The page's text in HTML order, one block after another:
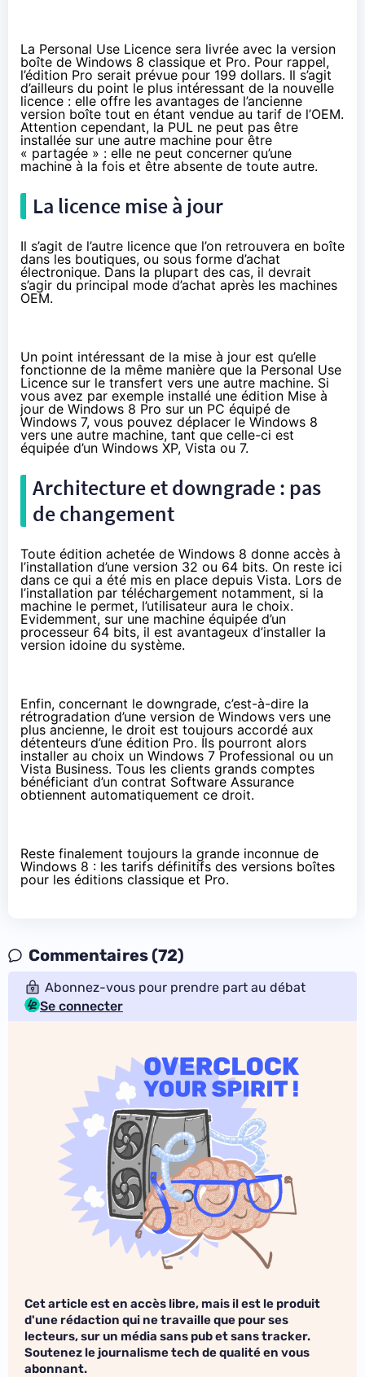
La Personal Use Licence sera livrée avec la version
boîte de Windows 8 classique et Pro. Pour rappel,
l’édition Pro serait prévue pour 199 dollars. Il s’agit
d’ailleurs du point le plus intéressant de la nouvelle
licence : elle offre les avantages de l’ancienne
version boîte tout en étant vendue au tarif de l’OEM.
Attention cependant, la PUL ne peut pas être
installée sur une autre machine pour être
« partagée » : elle ne peut concerner qu’une
machine à la fois et être absente de toute autre.
La licence mise à jour
Il s’agit de l’autre licence que l’on retrouvera en boîte
dans les boutiques, ou sous forme d’achat
électronique. Dans la plupart des cas, il devrait
s’agir du principal mode d’achat après les machines
OEM.
Un point intéressant de la mise à jour est qu’elle
fonctionne de la même manière que la Personal Use
Licence sur le transfert vers une autre machine. Si
vous avez par exemple installé une édition Mise à
jour de Windows 8 Pro sur un PC équipé de
Windows 7, vous pouvez déplacer le Windows 8
vers une autre machine, tant que celle-ci est
équipée d’un Windows XP, Vista ou 7.
Architecture et downgrade : pas
de changement
Toute édition achetée de Windows 8 donne accès à
l’installation d’une version 32 ou 64 bits. On reste ici
dans ce qui a été mis en place depuis Vista. Lors de
l’installation par téléchargement notamment, si la
machine le permet, l’utilisateur aura le choix.
Evidemment, sur une machine équipée d’un
processeur 64 bits, il est avantageux d’installer la
version idoine du système.
Enfin, concernant le downgrade, c’est-à-dire la
rétrogradation d’une version de Windows vers une
plus ancienne, le droit est toujours accordé aux
détenteurs d’une édition Pro. Ils pourront alors
installer au choix un Windows 7 Professional ou un
Vista Business. Tous les clients grands comptes
bénéficiant d’un contrat Software Assurance
obtiennent automatiquement ce droit.
Reste finalement toujours la grande inconnue de
Windows 8 : les tarifs définitifs des versions boîtes
pour les éditions classique et Pro.
Commentaires (72)
Abonnez-vous pour prendre part au débat
Se connecter
Cet article est en accès libre, mais il est le produit
d'une rédaction qui ne travaille que pour ses
lecteurs, sur un média sans pub et sans tracker.
Soutenez le journalisme tech de qualité en vous
abonnant.